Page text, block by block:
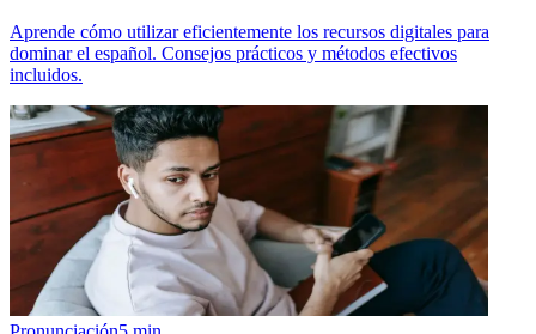
Aprende cómo utilizar eficientemente los recursos digitales para
dominar el español. Consejos prácticos y métodos efectivos
incluidos.